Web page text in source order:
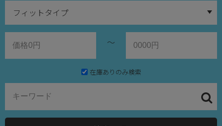
～
在庫ありのみ検索